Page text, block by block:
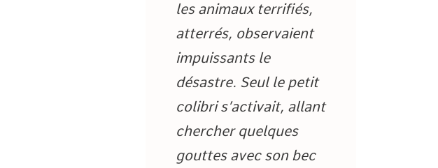
les animaux terrifiés,
atterrés, observaient
impuissants le
désastre. Seul le petit
colibri s’activait, allant
chercher quelques
gouttes avec son bec